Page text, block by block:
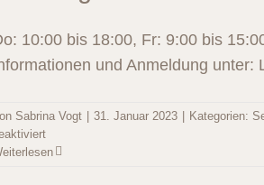
10:00 bis 18:00, Fr: 9:00 bis
und Anmeldung unter:
Sabrina Vogt | 31. Januar 2023 | Kategorien:
für
Ausbildung: